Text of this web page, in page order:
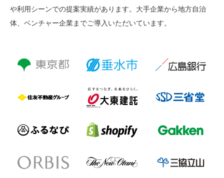
や利用シーンでの提案実績があります。 大手企業から地方自治
体、ベンチャー企業までご導入いただいています。